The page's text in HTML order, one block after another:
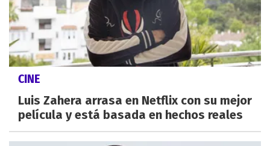
CINE
Luis Zahera arrasa en Netflix con su mejor
película y está basada en hechos reales